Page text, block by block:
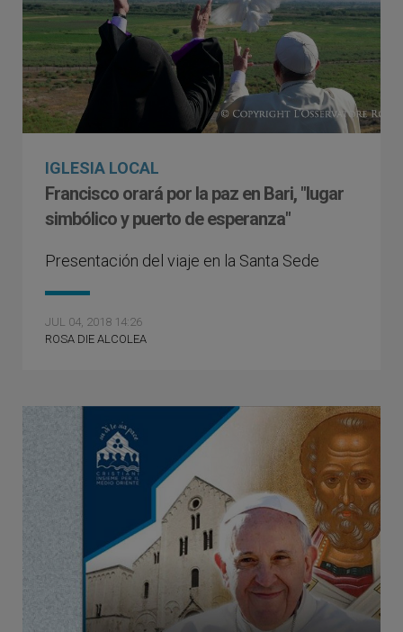
IGLESIA LOCAL
Francisco orará por la paz en Bari, "lugar
simbólico y puerto de esperanza"
Presentación del viaje en la Santa Sede
JUL 04, 2018 14:26
ROSA DIE ALCOLEA